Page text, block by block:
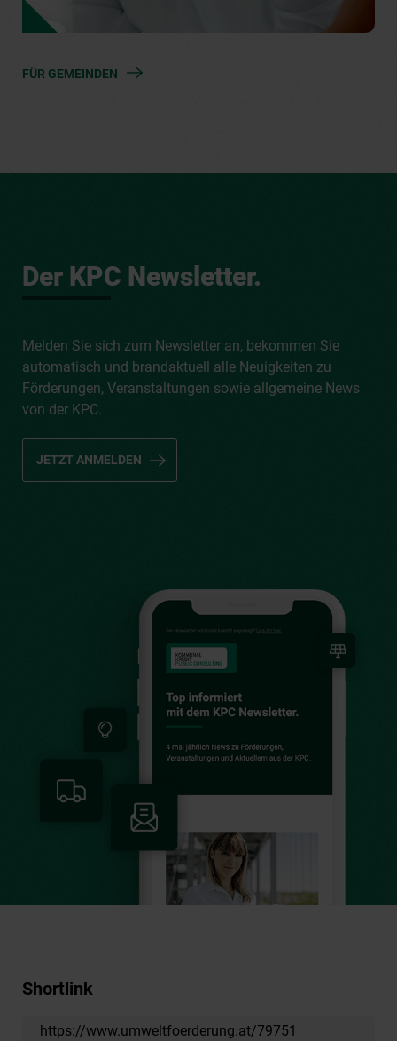
FÜR GEMEINDEN
Der KPC Newsletter.
Melden Sie sich zum Newsletter an, bekommen Sie
automatisch und brandaktuell alle Neuigkeiten zu
Förderungen, Veranstaltungen sowie allgemeine News
von der KPC.
JETZT ANMELDEN
Shortlink
https://www.umweltfoerderung.at/79751